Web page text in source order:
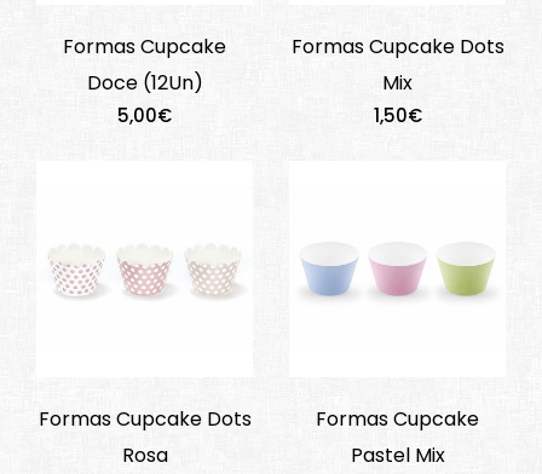
Formas Cupcake
Doce (12Un)
5,00€
Formas Cupcake Dots
Mix
1,50€
Formas Cupcake Dots
Rosa
Formas Cupcake
Pastel Mix